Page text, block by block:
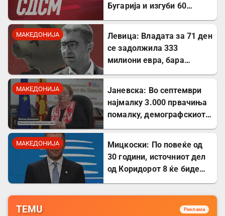
Бугарија и изгуби 60
МАКЕДОНИЈА
Левица: Владата за 71 ден
се задолжила 333
милиони евра, бара
МАКЕДОНИЈА
Јаневска: Во септември
најмалку 3.000 првачиња
помалку, демографскиот
МАКЕДОНИЈА
Мицкоски: По повеќе од
30 години, источниот дел
од Коридорот 8 ќе биде
TEMU Реклама